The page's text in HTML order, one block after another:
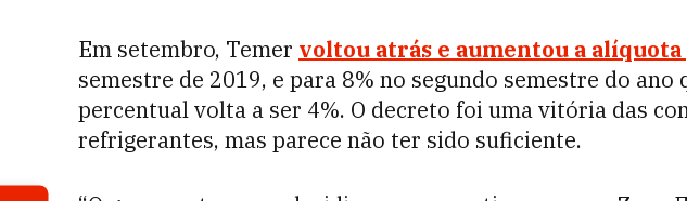
Em setembro, Temer voltou atrás e aumentou a alíquota
semestre de 2019, e para 8% no segundo semestre do ano
percentual volta a ser 4%. O decreto foi uma vitória das
refrigerantes, mas parece não ter sido suficiente.